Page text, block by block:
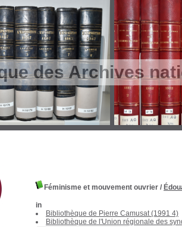
des Archives
Féminisme et mouvement ouvrier /
in
Bibliothèque de Pierre Camusat (1991 4)
Bibliothèque de l'Union régionale des